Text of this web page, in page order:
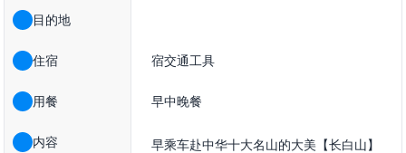
目的地
住宿 宿交通工具
用餐 早中晚餐
内容
早乘车赴中华十大名山的大美【长白山】